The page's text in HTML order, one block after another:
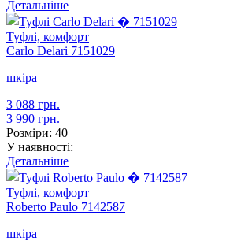
Детальніше
Туфлі, комфорт
Carlo Delari 7151029
шкіра
3 088 грн.
3 990 грн.
Розміри: 40
У наявності:
Детальніше
Туфлі, комфорт
Roberto Paulo 7142587
шкіра